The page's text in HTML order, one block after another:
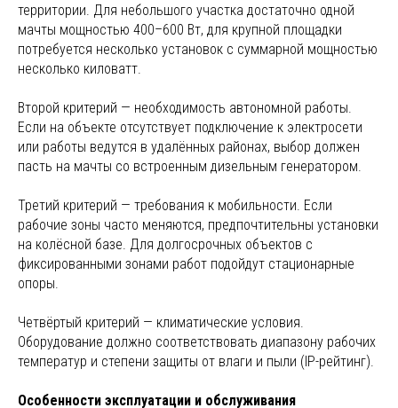
территории. Для небольшого участка достаточно одной
мачты мощностью 400–600 Вт, для крупной площадки
потребуется несколько установок с суммарной мощностью
несколько киловатт.
Второй критерий — необходимость автономной работы.
Если на объекте отсутствует подключение к электросети
или работы ведутся в удалённых районах, выбор должен
пасть на мачты со встроенным дизельным генератором.
Третий критерий — требования к мобильности. Если
рабочие зоны часто меняются, предпочтительны установки
на колёсной базе. Для долгосрочных объектов с
фиксированными зонами работ подойдут стационарные
опоры.
Четвёртый критерий — климатические условия.
Оборудование должно соответствовать диапазону рабочих
температур и степени защиты от влаги и пыли (IP-рейтинг).
Особенности эксплуатации и обслуживания